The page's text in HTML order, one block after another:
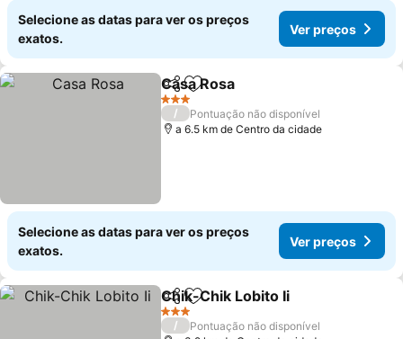
Selecione as datas para ver os preços
exatos.
Ver preços
PartilharAdicionar aos favoritos
Casa Rosa
3 Estrelas
/
Pontuação não disponível
a 6.5 km de Centro da cidade
Selecione as datas para ver os preços
exatos.
Ver preços
PartilharAdicionar aos favoritos
Chik-Chik Lobito Ii
3 Estrelas
/
Pontuação não disponível